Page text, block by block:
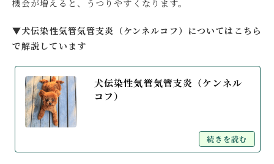
機会が増えると、うつりやすくなります。
▼犬伝染性気管気管支炎（ケンネルコフ）についてはこちら
で解説しています
犬伝染性気管気管支炎（ケンネル
コフ）
続きを読む